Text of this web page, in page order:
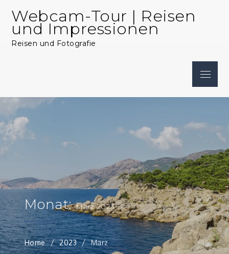
content
Webcam-Tour | Reisen
und Impressionen
Reisen und Fotografie
Menu
Monat:März 2023
Home 2023 März